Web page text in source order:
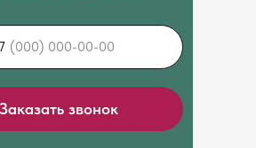
Заказать звонок